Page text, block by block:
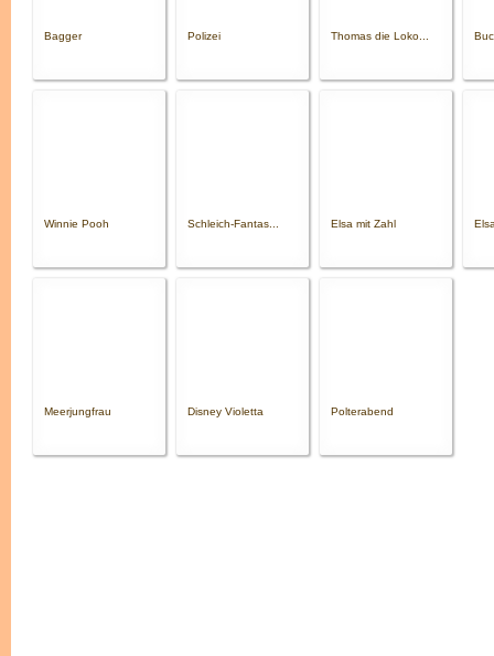
Bagger Polizei Thomas die Loko...
Winnie Pooh Schleich-Fantas... Elsa mit Zahl
Meerjungfrau Disney Violetta Polterabend